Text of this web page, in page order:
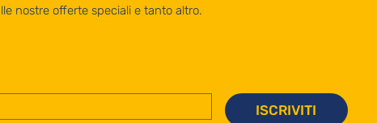
nostre offerte speciali e tanto altro.
ISCRIVITI